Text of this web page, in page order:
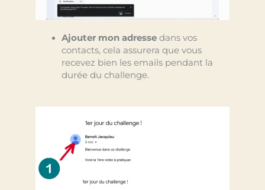
Ajouter mon adressedans vos
contacts, cela assurera que vous
recevez bien les emails pendant la
durée du challenge.